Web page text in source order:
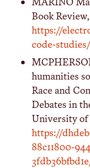
Book
https://
code-studies/
humanities
Race and
Debates in
University of
https://
88c11800-